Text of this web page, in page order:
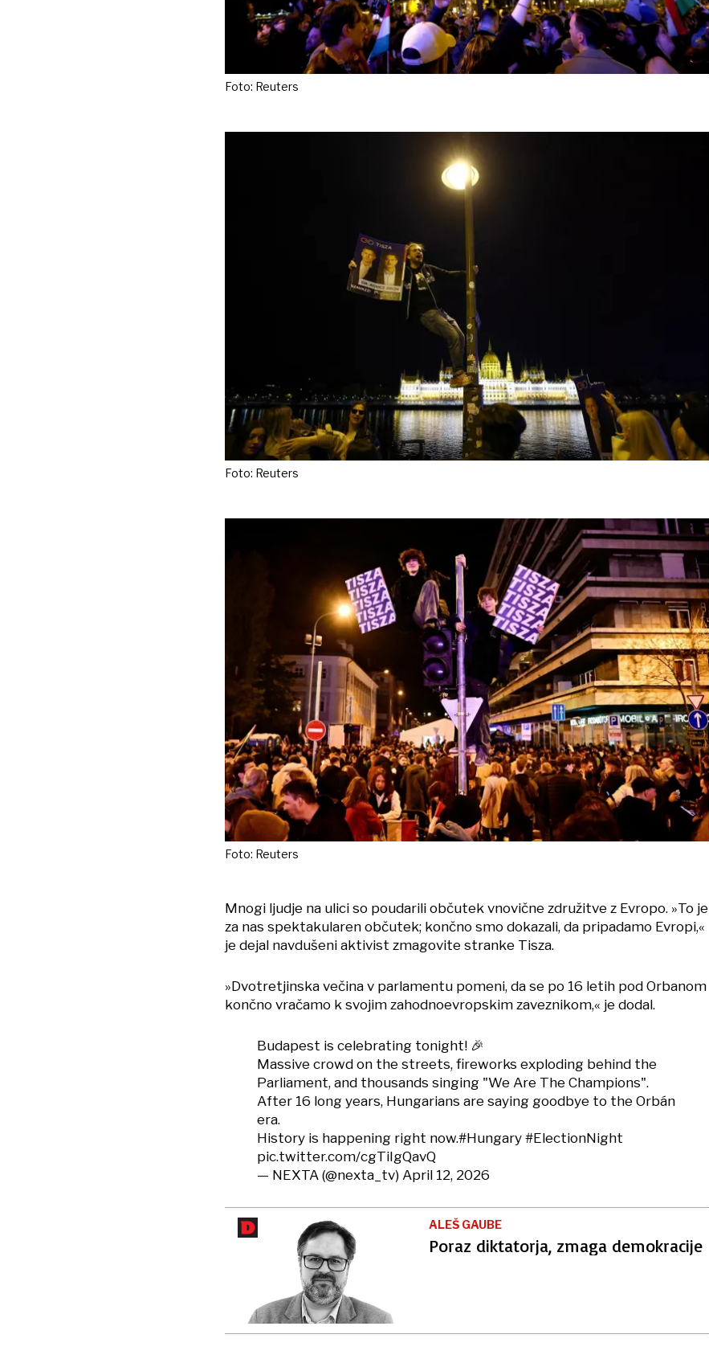
Foto: Reuters
Foto: Reuters
Foto: Reuters
Mnogi ljudje na ulici so poudarili občutek vnovične združitve z Evropo. »To je
za nas spektakularen občutek; končno smo dokazali, da pripadamo Evropi,«
je dejal navdušeni aktivist zmagovite stranke Tisza.
»Dvotretjinska večina v parlamentu pomeni, da se po 16 letih pod Orbanom
končno vračamo k svojim zahodnoevropskim zaveznikom,« je dodal.
Budapest is celebrating tonight! 🎉
Massive crowd on the streets, fireworks exploding behind the
Parliament, and thousands singing "We Are The Champions".
After 16 long years, Hungarians are saying goodbye to the Orbán
era.
History is happening right now.#Hungary #ElectionNight
pic.twitter.com/cgTiIgQavQ
— NEXTA (@nexta_tv) April 12, 2026
ALEŠ GAUBE
Poraz diktatorja, zmaga demokracije